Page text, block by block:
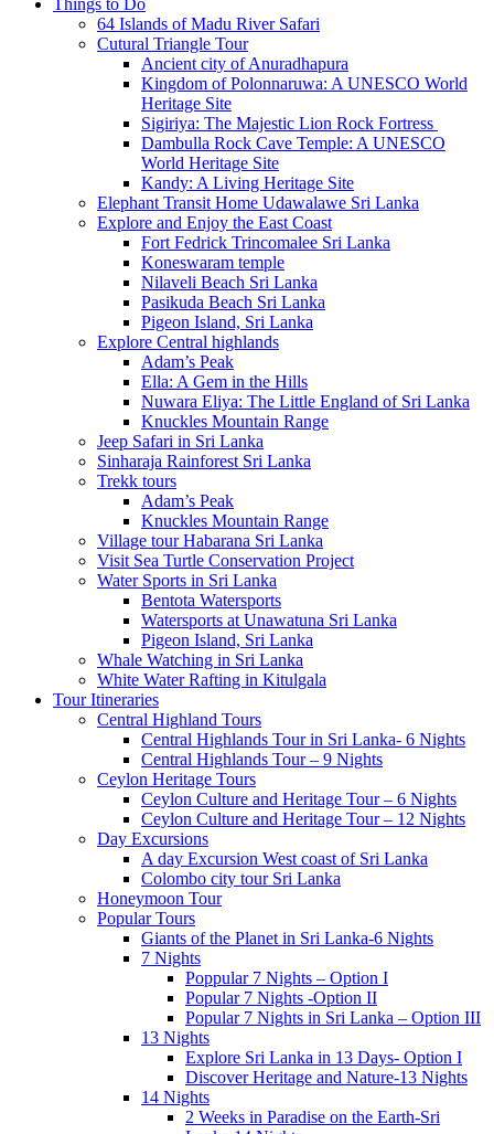
Things to Do
64 Islands of Madu River Safari
Cutural Triangle Tour
Ancient city of Anuradhapura
Kingdom of Polonnaruwa: A UNESCO World
Heritage Site
Sigiriya: The Majestic Lion Rock Fortress
Dambulla Rock Cave Temple: A UNESCO
World Heritage Site
Kandy: A Living Heritage Site
Elephant Transit Home Udawalawe Sri Lanka
Explore and Enjoy the East Coast
Fort Fedrick Trincomalee Sri Lanka
Koneswaram temple
Nilaveli Beach Sri Lanka
Pasikuda Beach Sri Lanka
Pigeon Island, Sri Lanka
Explore Central highlands
Adam’s Peak
Ella: A Gem in the Hills
Nuwara Eliya: The Little England of Sri Lanka
Knuckles Mountain Range
Jeep Safari in Sri Lanka
Sinharaja Rainforest Sri Lanka
Trekk tours
Adam’s Peak
Knuckles Mountain Range
Village tour Habarana Sri Lanka
Visit Sea Turtle Conservation Project
Water Sports in Sri Lanka
Bentota Watersports
Watersports at Unawatuna Sri Lanka
Pigeon Island, Sri Lanka
Whale Watching in Sri Lanka
White Water Rafting in Kitulgala
Tour Itineraries
Central Highland Tours
Central Highlands Tour in Sri Lanka- 6 Nights
Central Highlands Tour – 9 Nights
Ceylon Heritage Tours
Ceylon Culture and Heritage Tour – 6 Nights
Ceylon Culture and Heritage Tour – 12 Nights
Day Excursions
A day Excursion West coast of Sri Lanka
Colombo city tour Sri Lanka
Honeymoon Tour
Popular Tours
Giants of the Planet in Sri Lanka-6 Nights
7 Nights
Poppular 7 Nights – Option I
Popular 7 Nights -Option II
Popular 7 Nights in Sri Lanka – Option III
13 Nights
Explore Sri Lanka in 13 Days- Option I
Discover Heritage and Nature-13 Nights
14 Nights
2 Weeks in Paradise on the Earth-Sri